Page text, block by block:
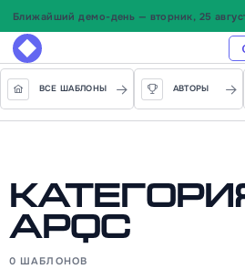
ВСЕ ШАБЛОНЫ АВТОРЫ
APQC
0 ШАБЛОНОВ